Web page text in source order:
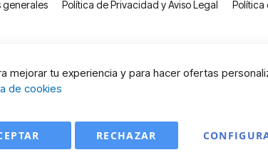
generales Política de Privacidad y Aviso Legal Política
mejorar tu experiencia y para hacer ofertas
de cookies
RECHAZAR